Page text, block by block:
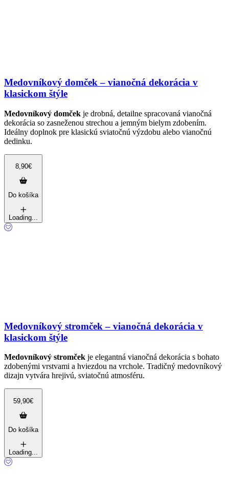
Medovníkový domček – vianočná dekorácia v
klasickom štýle
Medovníkový domček je drobná, detailne spracovaná vianočná
dekorácia so zasneženou strechou a jemným bielym zdobením.
Ideálny doplnok pre klasickú sviatočnú výzdobu alebo vianočnú
dedinku.
8,90€
Do košíka
Loading...
Medovníkový stromček – vianočná dekorácia v
klasickom štýle
Medovníkový stromček je elegantná vianočná dekorácia s bohato
zdobenými vrstvami a hviezdou na vrchole. Tradičný medovníkový
dizajn vytvára hrejivú, sviatočnú atmosféru.
59,90€
Do košíka
Loading...